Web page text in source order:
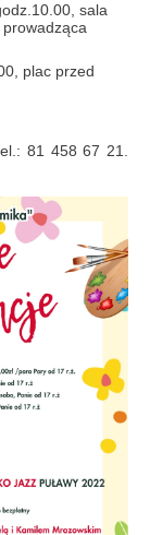
sala
plac przed
81 458 67 21.